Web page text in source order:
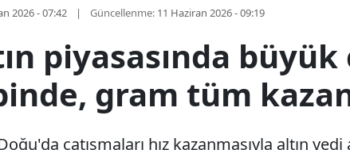
2026 - 07:42 Güncellenme: 11 Haziran 2026 - 09:19
piyasasında
gram tüm
çatışmaları hız kazanmasıyla altın